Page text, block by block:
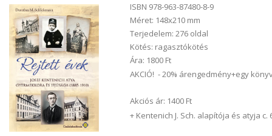
ISBN 978-963-87480-8-9
Méret: 148x210 mm
Terjedelem: 276 oldal
Kötés: ragasztókötés
Ára: 1800 Ft
AKCIÓ! - 20% árengedmény+egy
Akciós ár: 1400 Ft
+ Kentenich J. Sch. alapítója és atyja c.